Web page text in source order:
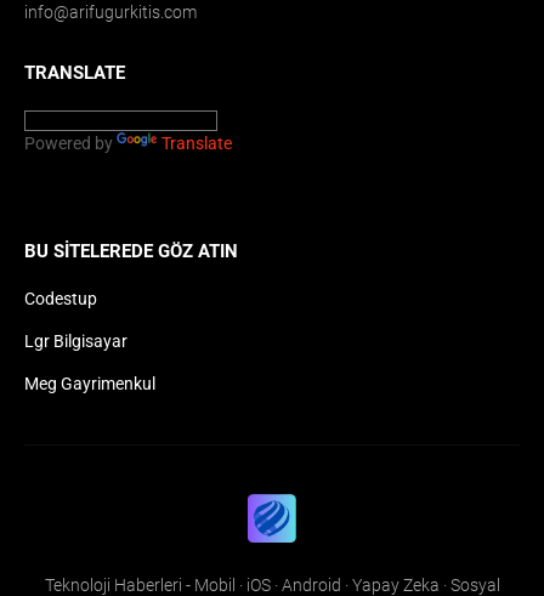
info@arifugurkitis.com
TRANSLATE
Powered by Translate
BU SITELEREDE GÖZ ATIN
Codestup
Lgr Bilgisayar
Meg Gayrimenkul
Teknoloji Haberleri - Mobil · iOS · Android · Yapay Zeka · Sosyal